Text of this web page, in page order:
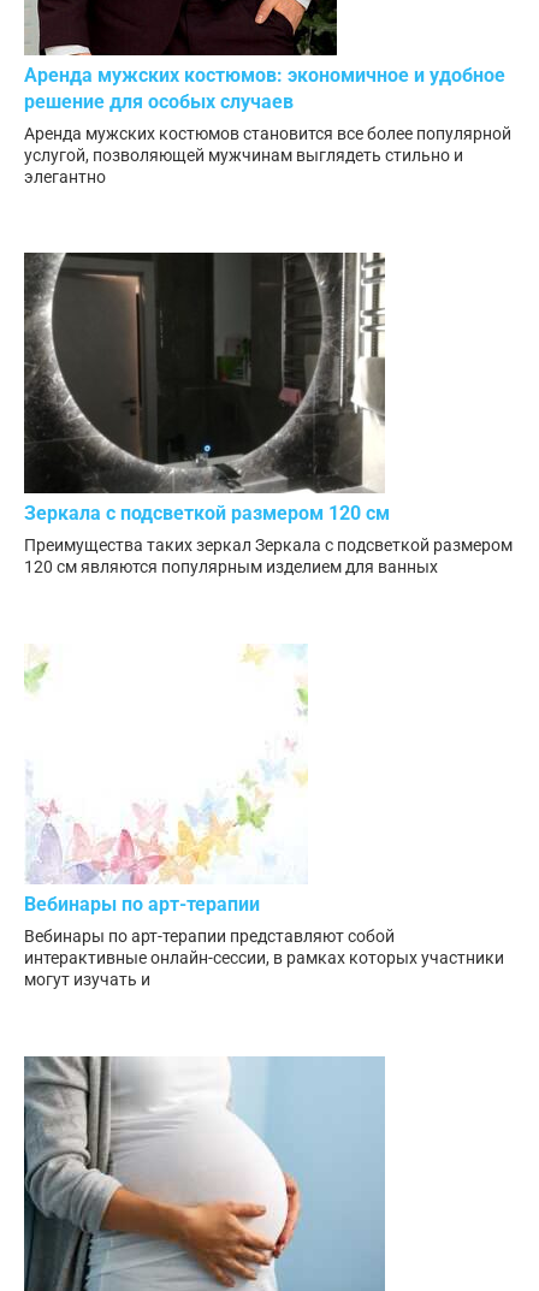
Аренда мужских костюмов: экономичное и удобное
решение для особых случаев
Аренда мужских костюмов становится все более популярной
услугой, позволяющей мужчинам выглядеть стильно и
элегантно
Зеркала с подсветкой размером 120 см
Преимущества таких зеркал Зеркала с подсветкой размером
120 см являются популярным изделием для ванных
Вебинары по арт-терапии
Вебинары по арт-терапии представляют собой
интерактивные онлайн-сессии, в рамках которых участники
могут изучать и